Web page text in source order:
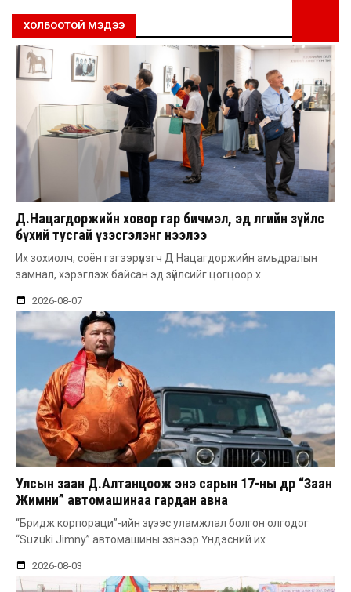
ХОЛБООТОЙ МЭДЭЭ
Д.Нацагдоржийн ховор гар бичмэл, эд өлгийн зүйлс
бүхий тусгай үзэсгэлэнг нээлээ
Их зохиолч, соён гэгээрүүлэгч Д.Нацагдоржийн амьдралын
замнал, хэрэглэж байсан эд зүйлсийг цогцоор х
2026-08-07
Улсын заан Д.Алтанцоож энэ сарын 17-ны өдөр “Заан
Жимни” автомашинаа гардан авна
“Бридж корпораци”-ийн зүгээс уламжлал болгон олгодог
“Suzuki Jimny” автомашины эзнээр Үндэсний их
2026-08-03